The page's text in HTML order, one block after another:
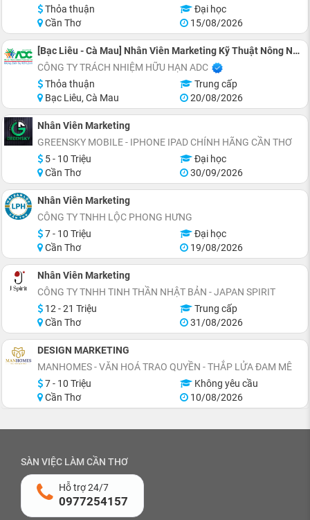
Thỏa thuận
Đại học
Cần Thơ
15/08/2026
[Bạc Liêu - Cà Mau] Nhân Viên Marketing Kỹ Thuật Nông Nghiệp
CÔNG TY TRÁCH NHIỆM HỮU HẠN ADC
Thỏa thuận
Trung cấp
Bạc Liêu, Cà Mau
20/08/2026
Nhân Viên Marketing
GREENSKY MOBILE - IPHONE IPAD CHÍNH HÃNG CẦN THƠ
5 - 10 Triệu
Đại học
Cần Thơ
30/09/2026
Nhân Viên Marketing
CÔNG TY TNHH LỘC PHONG HƯNG
7 - 10 Triệu
Đại học
Cần Thơ
19/08/2026
Nhân Viên Marketing
CÔNG TY TNHH TINH THẦN NHẬT BẢN - JAPAN SPIRIT
12 - 21 Triệu
Trung cấp
Cần Thơ
31/08/2026
DESIGN MARKETING
MANHOMES - VĂN HOÁ TRAO QUYỀN - THẮP LỬA ĐAM MÊ
7 - 10 Triệu
Không yêu cầu
Cần Thơ
10/08/2026
SÀN VIỆC LÀM CẦN THƠ
Hỗ trợ 24/7
0977254157